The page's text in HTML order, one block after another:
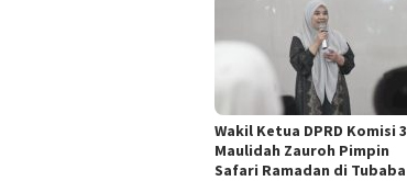
Wakil Ketua DPRD Komisi 3
Maulidah Zauroh Pimpin
Safari Ramadan di Tubaba